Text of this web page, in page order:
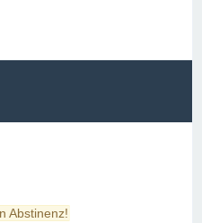
Abstinenz!